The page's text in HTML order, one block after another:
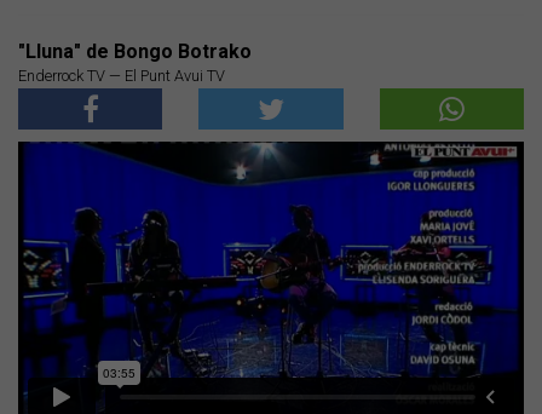
"Lluna" de Bongo Botrako
Enderrock TV — El Punt Avui TV